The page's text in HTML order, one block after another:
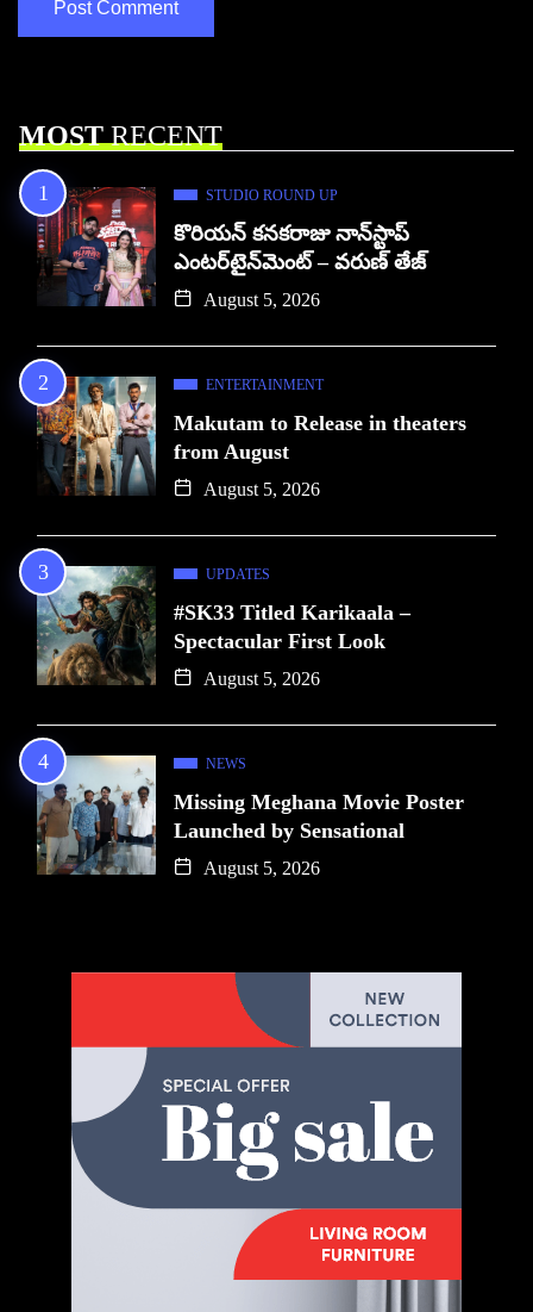
MOSTRECENT
STUDIO ROUND UP
కొరియన్ కనకరాజు నాన్‌స్టాప్
ఎంటర్‌టైన్‌మెంట్ – వరుణ్ తేజ్
August 5, 2026
ENTERTAINMENT
Makutam to Release in theaters
from August
August 5, 2026
UPDATES
#SK33 Titled Karikaala –
Spectacular First Look
August 5, 2026
NEWS
Missing Meghana Movie Poster
Launched by Sensational
August 5, 2026